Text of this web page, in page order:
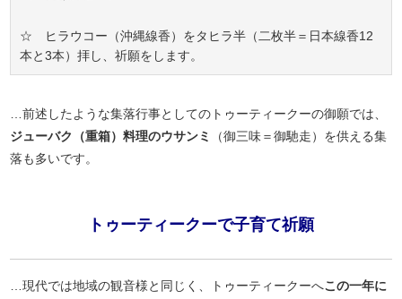
☆ ヒラウコー（沖縄線香）をタヒラ半（二枚半＝日本線香12
本と3本）拝し、祈願をします。
…前述したような集落行事としてのトゥーティークーの御願では、
ジューバク（重箱）料理のウサンミ
（御三味＝御馳走）を供える集
落も多いです。
トゥーティークーで子育て祈願
…現代では地域の観音様と同じく、トゥーティークーへこの一年に